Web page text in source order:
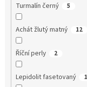
Turmalín černý 5
Achát žlutý matný 12
Říční perly 2
Lepidolit fasetovaný 1